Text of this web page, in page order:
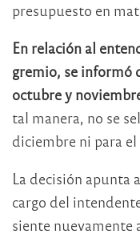
presupuesto en
En relación al
gremio, se informó
octubre y
tal manera, no se
diciembre ni para
La decisión apunta
cargo del
siente nuevamente